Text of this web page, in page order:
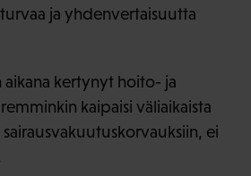
ja yhdenvertaisuutta
kertynyt hoito- ja
kaipaisi väliaikaista
ei